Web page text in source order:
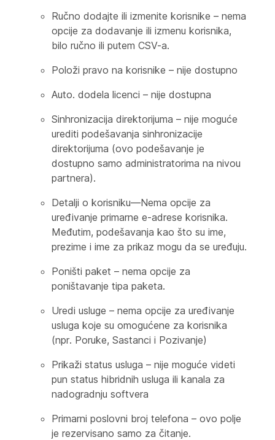
Ručno dodajte ili izmenite korisnike – nema
opcije za dodavanje ili izmenu korisnika,
bilo ručno ili putem CSV-a.
Položi pravo na korisnike – nije dostupno
Auto. dodela licenci – nije dostupna
Sinhronizacija direktorijuma – nije moguće
urediti podešavanja sinhronizacije
direktorijuma (ovo podešavanje je
dostupno samo administratorima na nivou
partnera).
Detalji o korisniku—Nema opcije za
uređivanje primarne e-adrese korisnika.
Međutim, podešavanja kao što su ime,
prezime i ime za prikaz mogu da se uređuju.
Poništi paket – nema opcije za
poništavanje tipa paketa.
Uredi usluge – nema opcije za uređivanje
usluga koje su omogućene za korisnika
(npr. Poruke, Sastanci i Pozivanje)
Prikaži status usluga – nije moguće videti
pun status hibridnih usluga ili kanala za
nadogradnju softvera
Primarni poslovni broj telefona – ovo polje
je rezervisano samo za čitanje.